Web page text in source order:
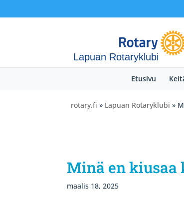
Lapuan Rotaryklubi
Etusivu
rotary.fi » Lapuan Rotaryklubi »
Minä en kiusaa
maalis 18, 2025